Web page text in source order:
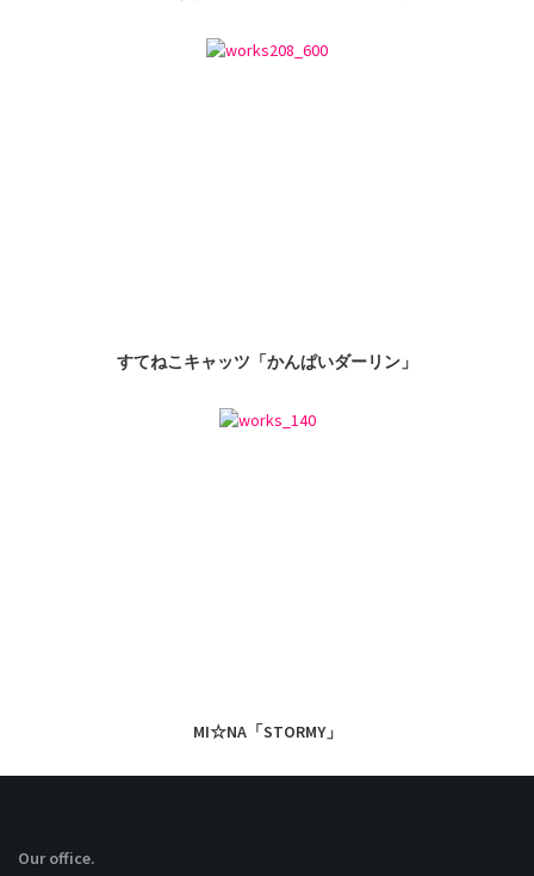
すてねこキャッツ「かんぱいダーリン」
MI☆NA「STORMY」
Our office.